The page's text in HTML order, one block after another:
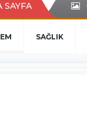
SAYFA
SAĞLIK